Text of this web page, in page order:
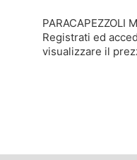
PARACAPEZZOLI
Registrati ed
visualizzare il